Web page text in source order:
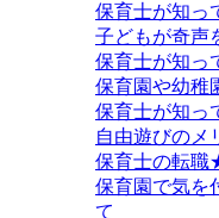
保育士が知っ
子どもが奇声
保育士が知っ
保育園や幼稚
保育士が知っ
自由遊びのメ
保育士の転職
保育園で気を
て